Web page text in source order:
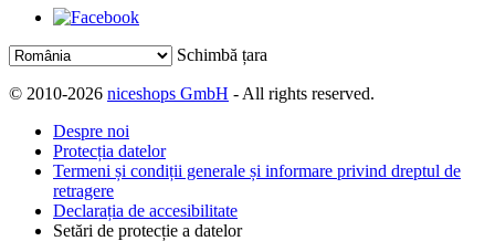
Schimbă țara
© 2010-2026 niceshops GmbH - All rights reserved.
Despre noi
Protecția datelor
Termeni și condiții generale și informare privind dreptul de
retragere
Declarația de accesibilitate
Setări de protecție a datelor